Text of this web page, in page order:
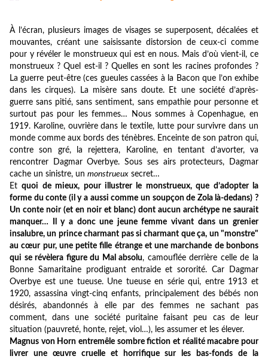
À l’écran, plusieurs images de visages se superposent, décalées et
mouvantes, créant une saisissante distorsion de ceux-ci comme
pour y révéler le monstrueux qui est en nous. Mais d’où vient-il, ce
monstrueux ? Quel est-il ? Quelles en sont les racines profondes ?
La guerre peut-être (ces gueules cassées à la Bacon que l’on exhibe
dans les cirques). La misère sans doute. Et une société d’après-
guerre sans pitié, sans sentiment, sans empathie pour personne et
surtout pas pour les femmes… Nous sommes à Copenhague, en
1919. Karoline, ouvrière dans le textile, lutte pour survivre dans un
monde comme aux bords des ténèbres. Enceinte de son patron qui,
contre son gré, la rejettera, Karoline, en tentant d’avorter, va
rencontrer Dagmar Overbye. Sous ses airs protecteurs, Dagmar
cache un sinistre, un monstrueux secret…
Etquoi de mieux, pour illustrer le monstrueux, que d’adopter la
forme du conte (il y a aussi comme un soupçon de Zola là-dedans) ?
Un conte noir (et en noir et blanc) dont aucun archétype ne saurait
manquer… Il y a donc une jeune femme vivant dans un grenier
insalubre, un prince charmant pas si charmant que ça, un "monstre"
au cœur pur, une petite fille étrange et une marchande de bonbons
qui se révèlera figure du Mal absolu, camouflée derrière celle de la
Bonne Samaritaine prodiguant entraide et sororité. Car Dagmar
Overbye est une tueuse. Une tueuse en série qui, entre 1913 et
1920, assassina vingt-cinq enfants, principalement des bébés non
désirés, abandonnés à elle par des femmes ne sachant pas
comment, dans une société puritaine faisant peu cas de leur
situation (pauvreté, honte, rejet, viol…), les assumer et les élever.
Magnus von Horn entremêle sombre fiction et réalité macabre pour
livrer une œuvre cruelle et horrifique sur les bas-fonds de la